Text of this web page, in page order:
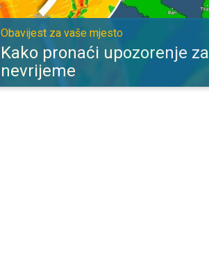
Obavijest za vaše mjesto
Kako pronaći upozorenje za
nevrijeme